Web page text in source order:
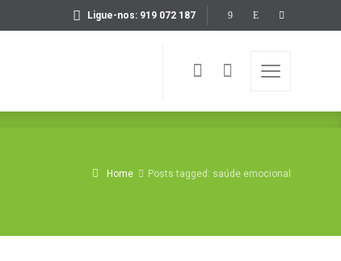
Ligue-nos: 919 072 187
Home Posts tagged: saúde emocional